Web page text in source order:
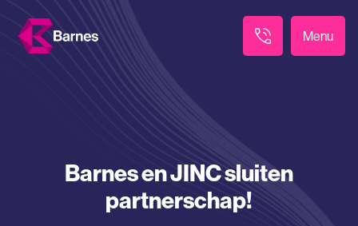
Menu
Barnes en JINC sluiten
partnerschap!